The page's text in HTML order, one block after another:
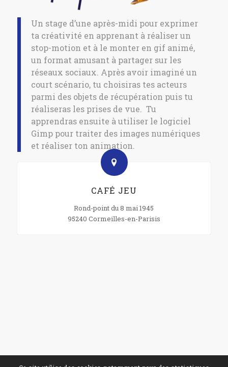
Un stage d’une après-midi pour exprimer
ta créativité en apprenant à réaliser un
stop-motion et à le monter en gif animé,
un format amusant à partager sur les
réseaux sociaux. Après avoir imaginé un
court scénario, tu choisiras tes acteurs
parmi des objets de récupération puis tu
réaliseras les prises de vue. Tu
apprendras ensuite à utiliser le logiciel
Gimp pour traiter des images numériques
et réaliser ton animation.
CAFÉ JEU
Rond-point du 8 mai 1945
95240 Cormeilles-en-Parisis